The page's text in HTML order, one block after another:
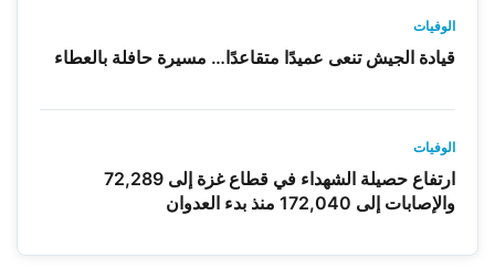
الوفيات
قيادة الجيش تنعى عميدًا متقاعدًا… مسيرة حافلة بالعطاء
الوفيات
ارتفاع حصيلة الشهداء في قطاع غزة إلى 72,289
والإصابات إلى 172,040 منذ بدء العدوان